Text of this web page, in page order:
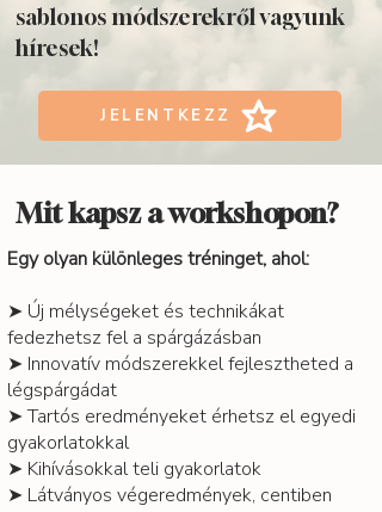
sablonos módszerekről vagyunk
híresek!
JELENTKEZZ
Mit kapsz a workshopon?
Egy olyan különleges tréninget, ahol:
➤ Új mélységeket és technikákat
fedezhetsz fel a spárgázásban
➤ Innovatív módszerekkel fejlesztheted a
légspárgádat
➤ Tartós eredményeket érhetsz el egyedi
gyakorlatokkal
➤ Kihívásokkal teli gyakorlatok
➤ Látványos végeredmények, centiben